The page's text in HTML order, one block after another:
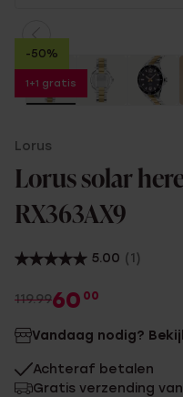
-50%
1+1 gratis
Lorus
Lorus solar
RX363AX9
5.00 (1)
119.9960 00
Vandaag nodig?
Achteraf betalen
Gratis verzending